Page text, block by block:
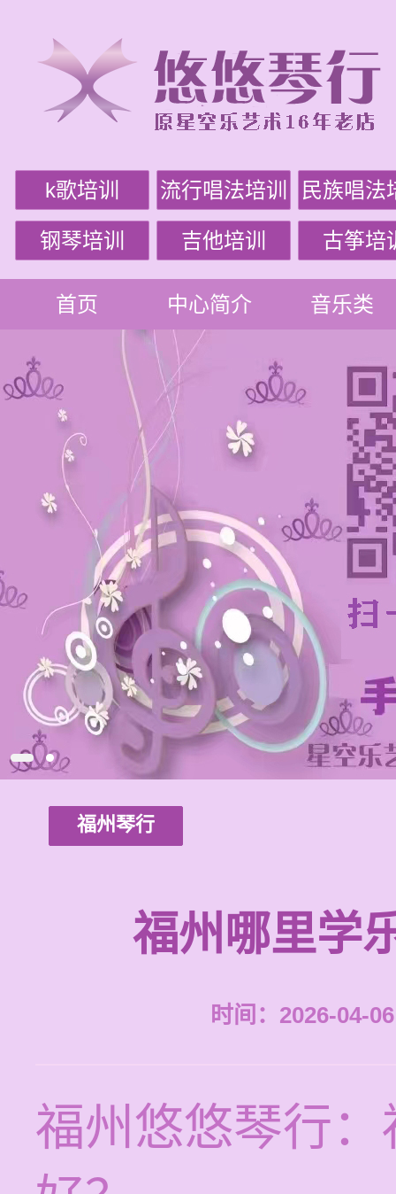
k歌培训 流行唱法培训 民族唱法
钢琴培训 吉他培训 古筝培
首页 中心简介 音乐类
福州琴行
福州哪里学
时间：2026-04-
福州悠悠琴行